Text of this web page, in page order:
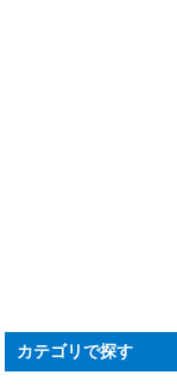
カテゴリで探す